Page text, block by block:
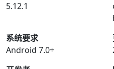
5.12.1
系统要求
Android 7.0+